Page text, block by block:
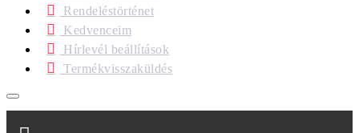
Rendeléstörténet
Kedvenceim
Hírlevél beállítások
Termékvisszaküldés